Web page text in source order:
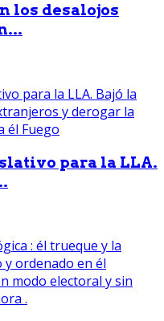
los desalojos
para la LLA.